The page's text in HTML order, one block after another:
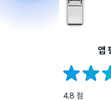
앱
4.8 점